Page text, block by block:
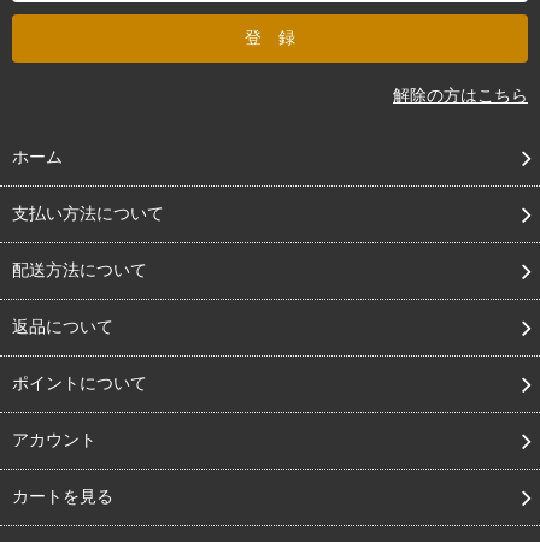
解除の方はこちら
ホーム
支払い方法について
配送方法について
返品について
ポイントについて
アカウント
カートを見る